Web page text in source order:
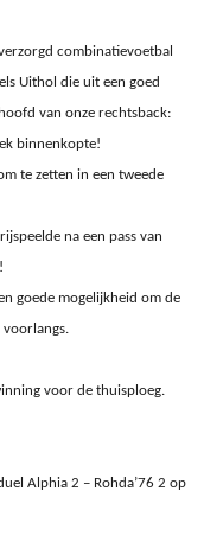
combinatievoetbal
Uithol die uit een goed
van onze rechtsback:
binnenkopte!
te zetten in een tweede
na een pass van
goede mogelijkheid om de
voor de thuisploeg.
Alphia 2 – Rohda’76 2 op